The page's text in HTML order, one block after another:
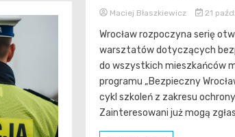
Maciej Błaszkiewicz 21
Wrocław rozpoczyna serię
warsztatów dotyczących
do wszystkich mieszkańców
programu „Bezpieczny
cykl szkoleń z zakresu
Zainteresowani już mogą